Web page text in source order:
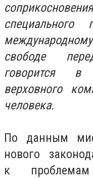
специального
свободе
говорится в
верховного
человека.
По данным
нового
к